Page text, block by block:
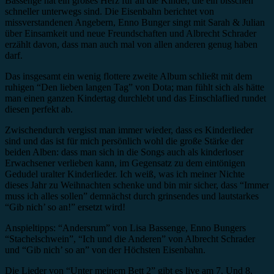
schneller unterwegs sind. Die Eisenbahn berichtet von
missverstandenen Angebern, Enno Bunger singt mit Sarah & Julian
über Einsamkeit und neue Freundschaften und Albrecht Schrader
erzählt davon, dass man auch mal von allen anderen genug haben
darf.
Das insgesamt ein wenig flottere zweite Album schließt mit dem
ruhigen “Den lieben langen Tag” von Dota; man fühlt sich als hätte
man einen ganzen Kindertag durchlebt und das Einschlaflied rundet
diesen perfekt ab.
Zwischendurch vergisst man immer wieder, dass es Kinderlieder
sind und das ist für mich persönlich wohl die große Stärke der
beiden Alben: dass man sich in die Songs auch als kinderloser
Erwachsener verlieben kann, im Gegensatz zu dem eintönigen
Gedudel uralter Kinderlieder. Ich weiß, was ich meiner Nichte
dieses Jahr zu Weihnachten schenke und bin mir sicher, dass “Immer
muss ich alles sollen” demnächst durch grinsendes und lautstarkes
“Gib nich’ so an!” ersetzt wird!
Anspieltipps: “Andersrum” von Lisa Bassenge, Enno Bungers
“Stachelschwein”, “Ich und die Anderen” von Albrecht Schrader
und “Gib nich’ so an” von der Höchsten Eisenbahn.
Die Lieder von “Unter meinem Bett 2” gibt es live am 7. Und 8.